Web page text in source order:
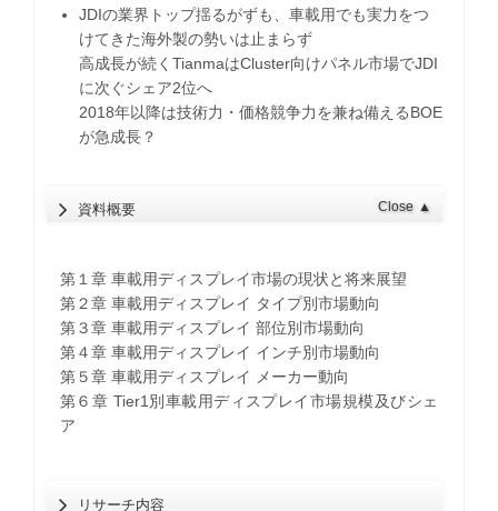
JDIの業界トップ揺るがずも、車載用でも実力をつ
けてきた海外製の勢いは止まらず
高成長が続くTianmaはCluster向けパネル市場でJDI
に次ぐシェア2位へ
2018年以降は技術力・価格競争力を兼ね備えるBOE
が急成長？
資料概要 Close ▲
第１章 車載用ディスプレイ市場の現状と将来展望
第２章 車載用ディスプレイ タイプ別市場動向
第３章 車載用ディスプレイ 部位別市場動向
第４章 車載用ディスプレイ インチ別市場動向
第５章 車載用ディスプレイ メーカー動向
第６章 Tier1別車載用ディスプレイ市場規模及びシェ
ア
リサーチ内容